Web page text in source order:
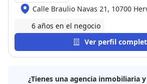
Calle Braulio Navas 21, 10700
6 años en el negocio
Ver perfil
¿Tienes una agencia inmobiliaria